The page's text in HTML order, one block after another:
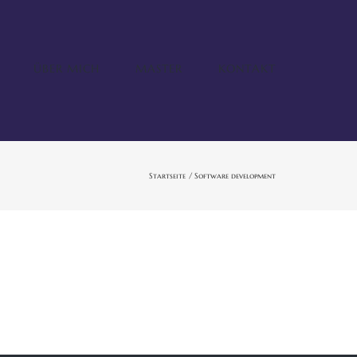
ÜBER MICH MASTER KONTAKT
Startseite Software development